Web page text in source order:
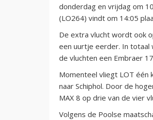
donderdag en vrijdag om
(LO264) vindt om 14:05
De extra vlucht wordt ook
een uurtje eerder. In totaal
de vluchten een Embraer
Momenteel vliegt LOT
naar Schiphol. Door de
MAX 8 op drie van de vier
Volgens de Poolse